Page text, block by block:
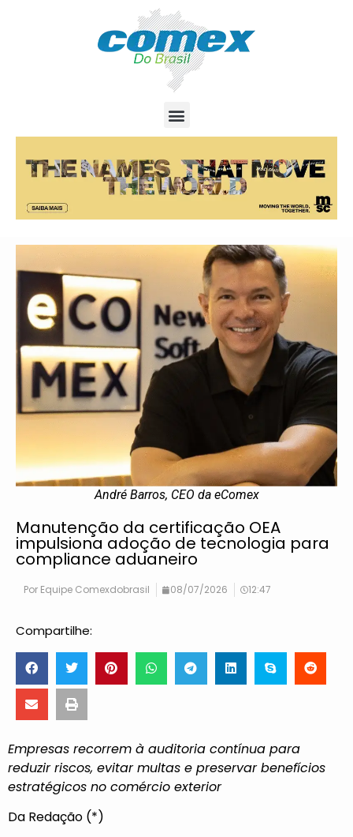
André Barros, CEO da eComex
Manutenção da certificação OEA
impulsiona adoção de tecnologia para
compliance aduaneiro
Por Equipe Comexdobrasil 08/07/2026 12:47
Compartilhe:
Empresas recorrem à auditoria contínua para
reduzir riscos, evitar multas e preservar benefícios
estratégicos no comércio exterior
Da Redação (*)